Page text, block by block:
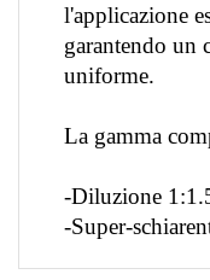
l'applicazione
garantendo un
uniforme.
La gamma
-Diluzione
-Super-